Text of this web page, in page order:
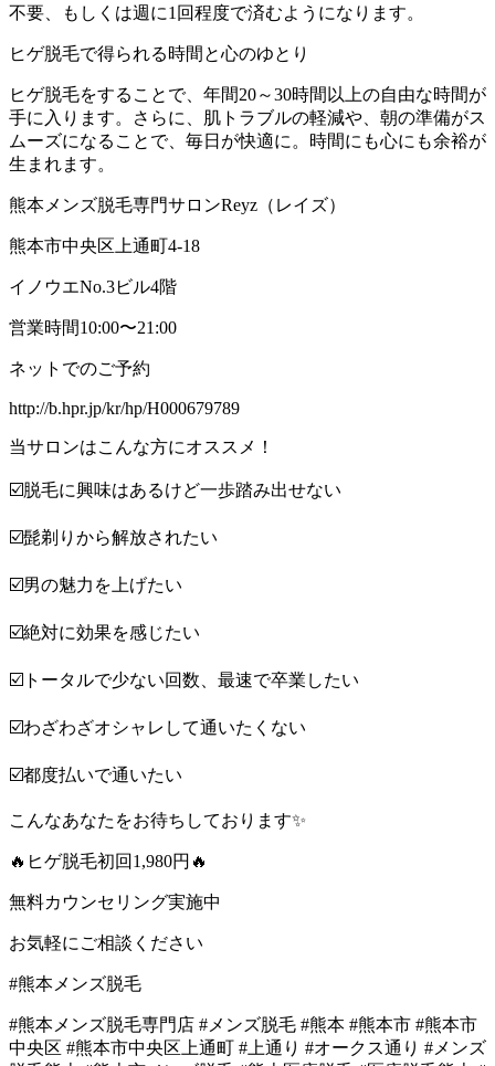
不要、もしくは週に1回程度で済むようになります。
ヒゲ脱毛で得られる時間と心のゆとり
ヒゲ脱毛をすることで、年間20～30時間以上の自由な時間が
手に入ります。さらに、肌トラブルの軽減や、朝の準備がス
ムーズになることで、毎日が快適に。時間にも心にも余裕が
生まれます。
熊本メンズ脱毛専門サロンReyz（レイズ）
熊本市中央区上通町4-18
イノウエNo.3ビル4階
営業時間10:00〜21:00
ネットでのご予約
http://b.hpr.jp/kr/hp/H000679789
当サロンはこんな方にオススメ！
☑️脱毛に興味はあるけど一歩踏み出せない
☑️髭剃りから解放されたい
☑️男の魅力を上げたい
☑️絶対に効果を感じたい
☑️トータルで少ない回数、最速で卒業したい
☑️わざわざオシャレして通いたくない
☑️都度払いで通いたい
こんなあなたをお待ちしております✨
🔥ヒゲ脱毛初回1,980円🔥
無料カウンセリング実施中
お気軽にご相談ください
#熊本メンズ脱毛
#熊本メンズ脱毛専門店 #メンズ脱毛 #熊本 #熊本市 #熊本市
中央区 #熊本市中央区上通町 #上通り #オークス通り #メンズ